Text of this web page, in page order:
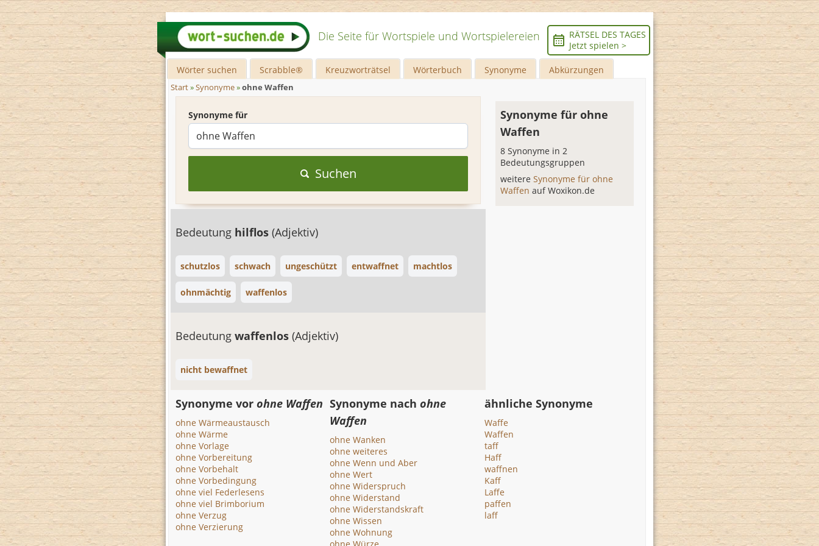
Die Seite für Wortspiele und Wortspielereien
RÄTSEL DES TAGES
Jetzt spielen >
Wörter suchen Scrabble® Kreuzworträtsel Wörterbuch Synonyme Abkürzungen
Start»Synonyme»ohne Waffen
Synonyme für
Suchen
Bedeutung hilflos (Adjektiv)
schutzlos schwach ungeschützt entwaffnet machtlos
ohnmächtig waffenlos
Bedeutung waffenlos (Adjektiv)
nicht bewaffnet
Synonyme für ohne
Waffen
8 Synonyme in 2
Bedeutungsgruppen
weitereSynonyme für ohne
Waffenauf Woxikon.de
Synonyme vor ohne Waffen
ohne Wärmeaustausch
ohne Wärme
ohne Vorlage
ohne Vorbereitung
ohne Vorbehalt
ohne Vorbedingung
ohne viel Federlesens
ohne viel Brimborium
ohne Verzug
ohne Verzierung
Synonyme nachohne
Waffen
ohne Wanken
ohne weiteres
ohne Wenn und Aber
ohne Wert
ohne Widerspruch
ohne Widerstand
ohne Widerstandskraft
ohne Wissen
ohne Wohnung
ähnliche Synonyme
Waffe
Waffen
taff
Haff
waffnen
Kaff
Laffe
paffen
laff